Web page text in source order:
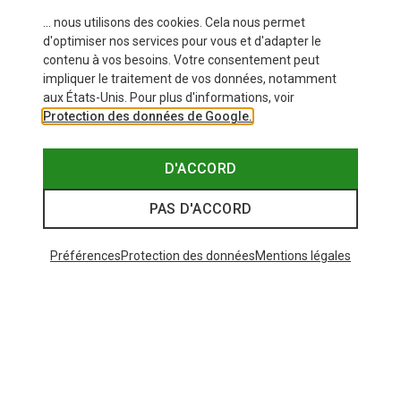
... nous utilisons des cookies. Cela nous permet
d'optimiser nos services pour vous et d'adapter le
contenu à vos besoins. Votre consentement peut
impliquer le traitement de vos données, notamment
aux États-Unis. Pour plus d'informations, voir
Protection des données de Google.
D'ACCORD
PAS D'ACCORD
PréférencesProtection des donnéesMentions légales